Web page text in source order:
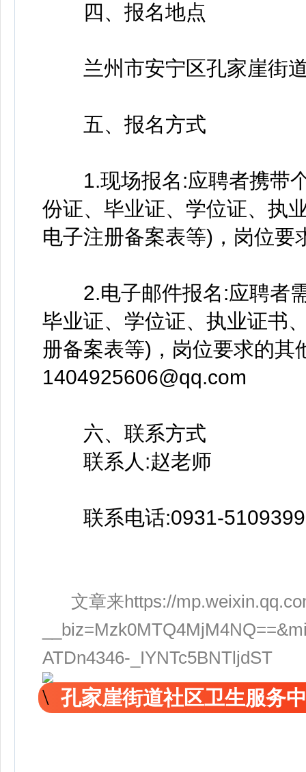
四、报名地点
兰州市安宁区孔家崖街道
五、报名方式
1.现场报名:应聘者携带个
份证、毕业证、学位证、执
电子注册备案表等)，岗位要
2.电子邮件报名:应聘者需
毕业证、学位证、执业证书
册备案表等)，岗位要求的其
1404925606@qq.com
六、联系方式
联系人:赵老师
联系电话:0931-5109399
文章来https://
ATDn4346-_IYNTc5BNTljdST
孔家崖街道社区卫生服务